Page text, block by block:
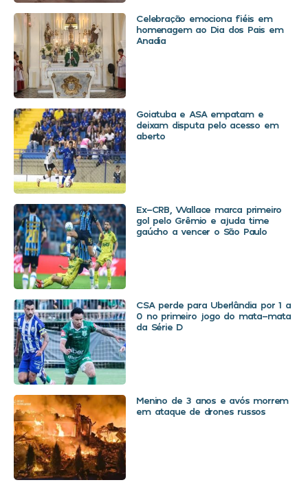
Celebração emociona fiéis em
homenagem ao Dia dos Pais em
Anadia
Goiatuba e ASA empatam e
deixam disputa pelo acesso em
aberto
Ex-CRB, Wallace marca primeiro
gol pelo Grêmio e ajuda time
gaúcho a vencer o São Paulo
CSA perde para Uberlândia por 1 a
0 no primeiro jogo do mata-mata
da Série D
Menino de 3 anos e avós morrem
em ataque de drones russos